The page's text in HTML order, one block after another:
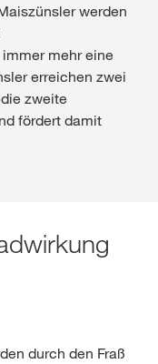
werden
mehr eine
erreichen zwei
zweite
fördert damit
durch den Fraß